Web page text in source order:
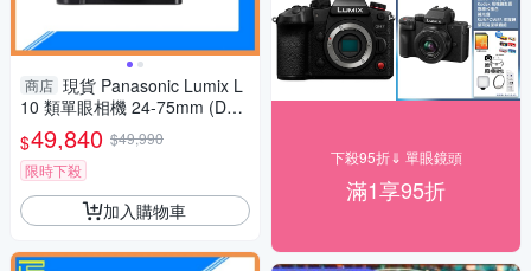
商店 現貨 Panasonic Lumix L
10 類單眼相機 24-75mm (DC-
L10,公司貨)
$49,840 $49,990
限時下殺
加入購物車
下殺95折⇓ 單眼鏡頭
滿1享95折